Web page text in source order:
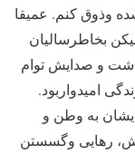
وذوق کنم. عمیقا
بخاطرسالیان
و صدایش توام
امیدواربود.
به وطن و
رهایی وگسستن